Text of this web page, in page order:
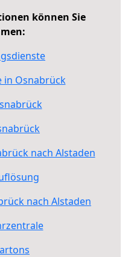
können Sie
in Osnabrück
nach Alstaden
nach Alstaden